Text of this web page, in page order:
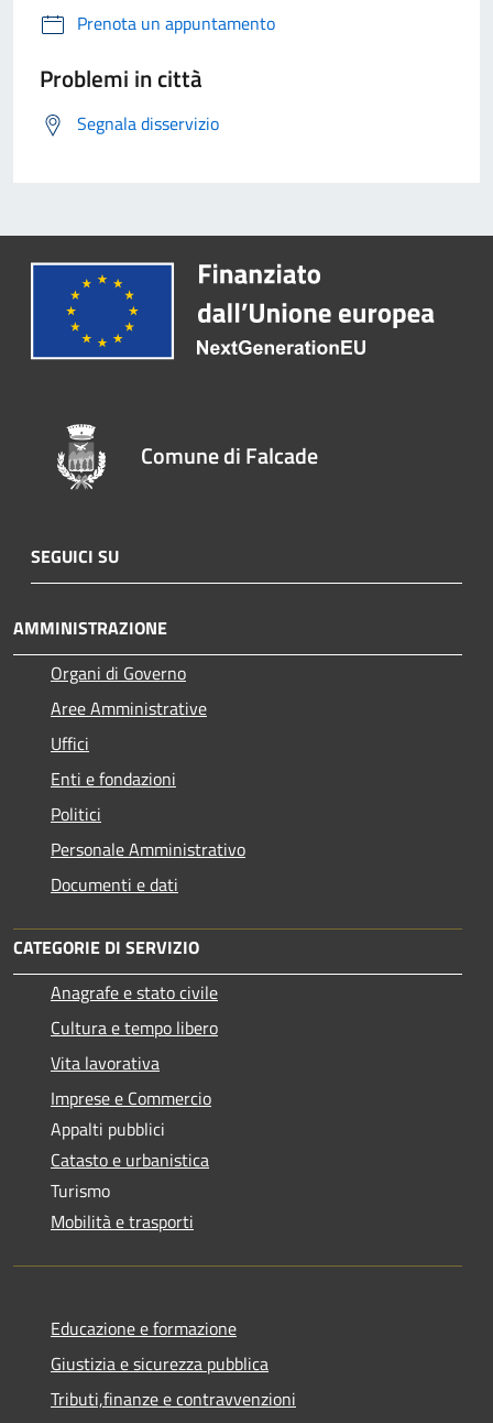
Prenota un appuntamento
Problemi in città
Segnala disservizio
Comune di Falcade
SEGUICI SU
AMMINISTRAZIONE
Organi di Governo
Aree Amministrative
Uffici
Enti e fondazioni
Politici
Personale Amministrativo
Documenti e dati
CATEGORIE DI SERVIZIO
Anagrafe e stato civile
Cultura e tempo libero
Vita lavorativa
Imprese e Commercio
Appalti pubblici
Catasto e urbanistica
Turismo
Mobilità e trasporti
Educazione e formazione
Giustizia e sicurezza pubblica
Tributi,finanze e contravvenzioni